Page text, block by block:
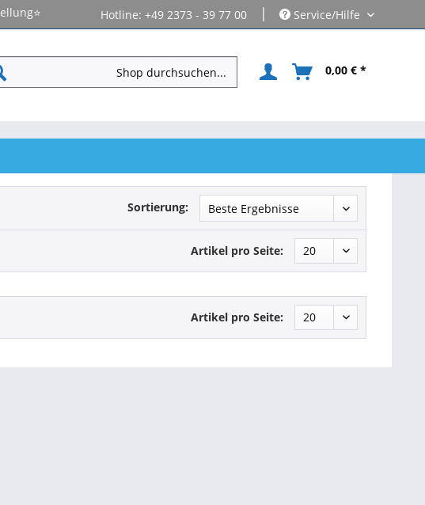
Hotline: +49 2373 - 39 77 00 | Service/Hilfe
0,00 € *
Sortierung:
Artikel pro Seite:
Artikel pro Seite: